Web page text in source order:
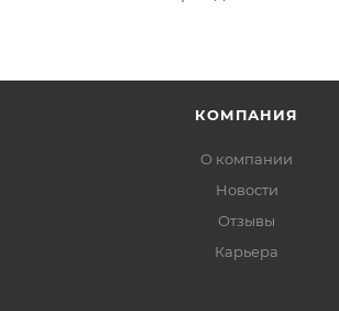
КОМПАНИЯ
О компании
Новости
Отзывы
Карьера